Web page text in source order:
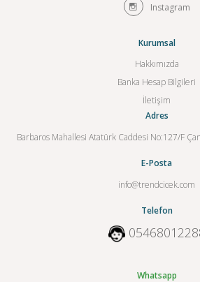
Instagram
Kurumsal
Hakkımızda
Banka Hesap Bilgileri
İletişim
Adres
Barbaros Mahallesi Atatürk Caddesi No:127/F
E-Posta
info@trendcicek.com
Telefon
Whatsapp